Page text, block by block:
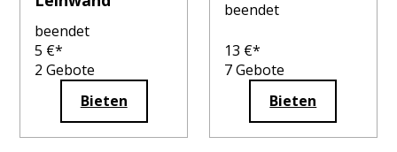
beendet
5 €*
2 Gebote
Bieten
beendet
13 €*
7Gebote
Bieten